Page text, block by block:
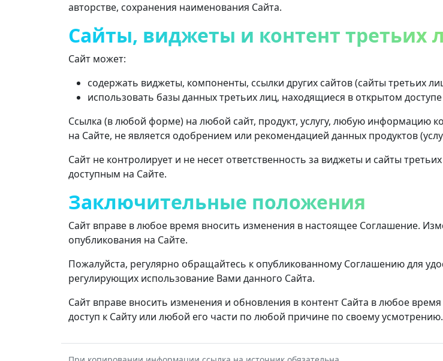
авторстве, сохранения наименования Сайта.
Сайты, виджеты и контент третьих
Сайт может:
содержать виджеты, компоненты, ссылки других сайтов (сайты третьих
использовать базы данных третьих лиц, находящиеся в открытом
Ссылка (в любой форме) на любой сайт, продукт, услугу, любую информацию
на Сайте, не является одобрением или рекомендацией данных продуктов
Сайт не контролирует и не несет ответственность за виджеты и сайты
доступным на Сайте.
Заключительные положения
Сайт вправе в любое время вносить изменения в настоящее Соглашение.
опубликования на Сайте.
Пожалуйста, регулярно обращайтесь к опубликованному Соглашению для
регулирующих использование Вами данного Сайта.
Сайт вправе вносить изменения и обновления в контент Сайта в любое
доступ к Сайту или любой его части по любой причине по своему усмотрению.